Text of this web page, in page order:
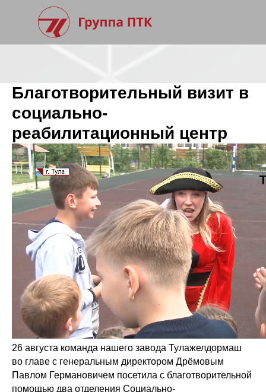
Благотворительный визит в
социально-
реабилитационный центр
26 августа команда нашего завода Тулажелдормаш
во главе с генеральным директором Дрёмовым
Павлом Германовичем посетила с благотворительной
помощью два отделения Социально-